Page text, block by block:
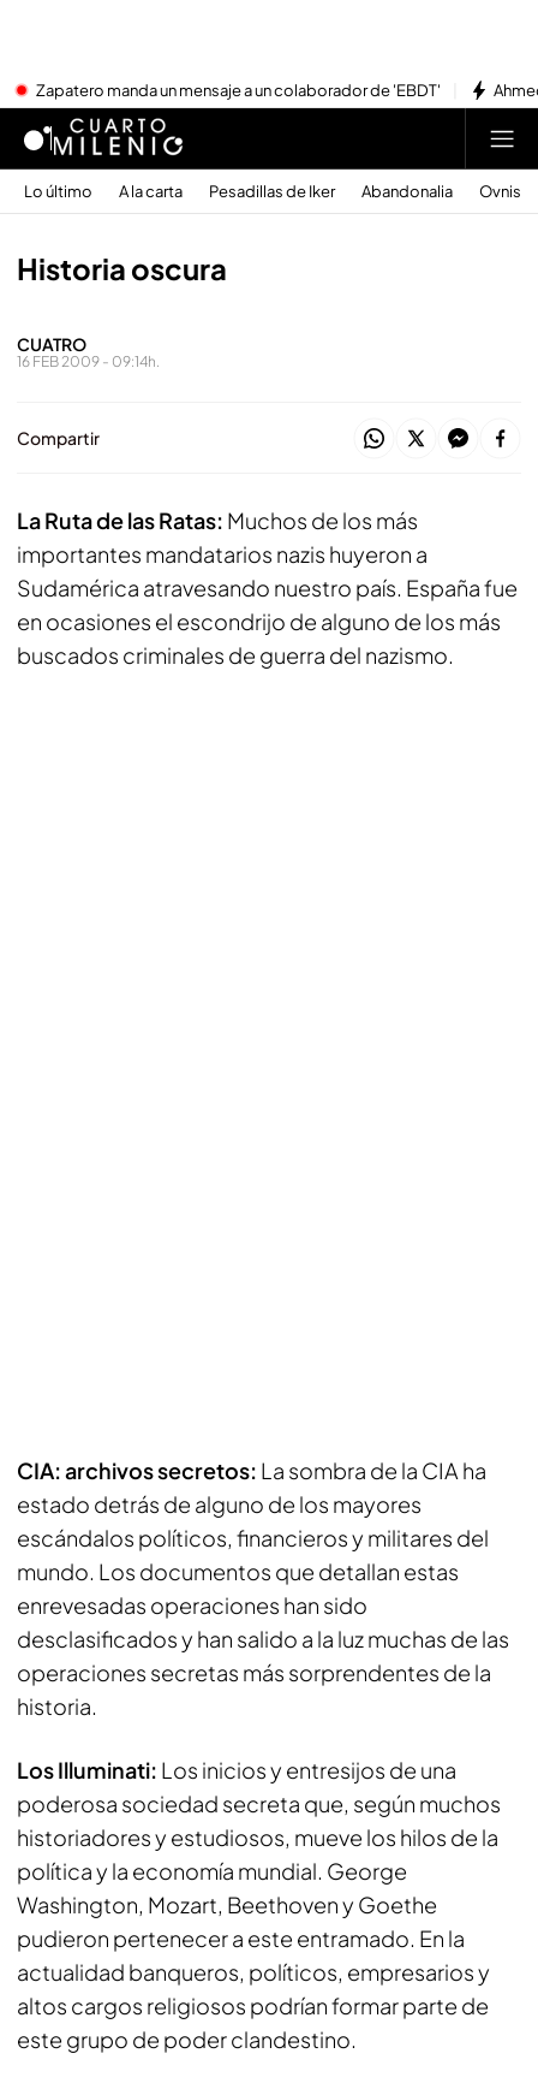
Zapatero manda un mensaje a un colaborador de 'EBDT'
Lo último A la carta Pesadillas de Iker Abandonalia Ovnis
Historia oscura
CUATRO
16 FEB 2009 - 09:14h.
Compartir
La Ruta de las Ratas: Muchos de los más
importantes mandatarios nazis huyeron a
Sudamérica atravesando nuestro país. España fue
en ocasiones el escondrijo de alguno de los más
buscados criminales de guerra del nazismo.
CIA: archivos secretos: La sombra de la CIA ha
estado detrás de alguno de los mayores
escándalos políticos, financieros y militares del
mundo. Los documentos que detallan estas
enrevesadas operaciones han sido
desclasificados y han salido a la luz muchas de las
operaciones secretas más sorprendentes de la
historia.
Los Illuminati: Los inicios y entresijos de una
poderosa sociedad secreta que, según muchos
historiadores y estudiosos, mueve los hilos de la
política y la economía mundial. George
Washington, Mozart, Beethoven y Goethe
pudieron pertenecer a este entramado. En la
actualidad banqueros, políticos, empresarios y
altos cargos religiosos podrían formar parte de
este grupo de poder clandestino.